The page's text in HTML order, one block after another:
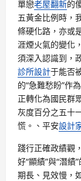
單戀老屋翻新的
五黃金比例時，
條硬化路，亦或
涯煙火氣的變化
須深入認識到，
診所設計于能否
的“急難愁盼”作
正轉化為國民群
灰度百分之五十
慌。、平安設計
踐行正確政績觀
好“顯績”與“潛
期長、見效慢，